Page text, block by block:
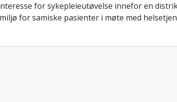
for sykepleieutøvelse innefor en
for samiske pasienter i møte med